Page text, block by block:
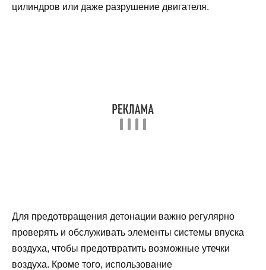
цилиндров или даже разрушение двигателя.
Для предотвращения детонации важно регулярно
проверять и обслуживать элементы системы впуска
воздуха, чтобы предотвратить возможные утечки
воздуха. Кроме того, использование